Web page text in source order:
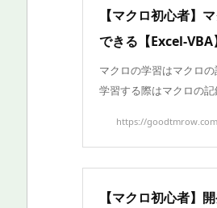
【マクロ初心者】
できる【Excel-VBA】
マクロの学習はマクロ
学習する際はマクロの
https://
【マクロ初心者】